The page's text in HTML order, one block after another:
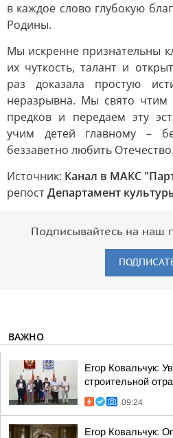
в каждое слово глубокую
Родины.
Мы искренне признательны
их чуткость, талант и
раз доказала простую
неразрывна. Мы свято чтим
предков и передаем эту
учим детей главному –
беззаветно любить Отечество.
Источник: Канал в МАКС
репостДепартамент
Подписывайтесь на наш
ВАЖНО
Егор Ковальчук:
строительной
09:24
Егор Ковальчук: